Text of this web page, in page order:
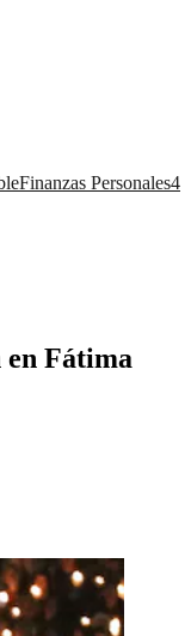
Finanzas Personales4
en Fátima